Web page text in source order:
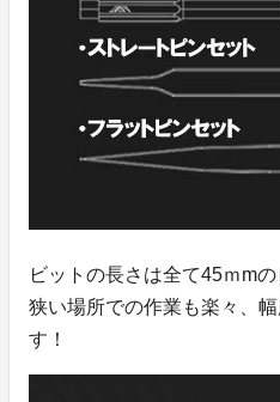
ビットの長さは全て45ｍmの
狭い場所での作業も楽々、
す！